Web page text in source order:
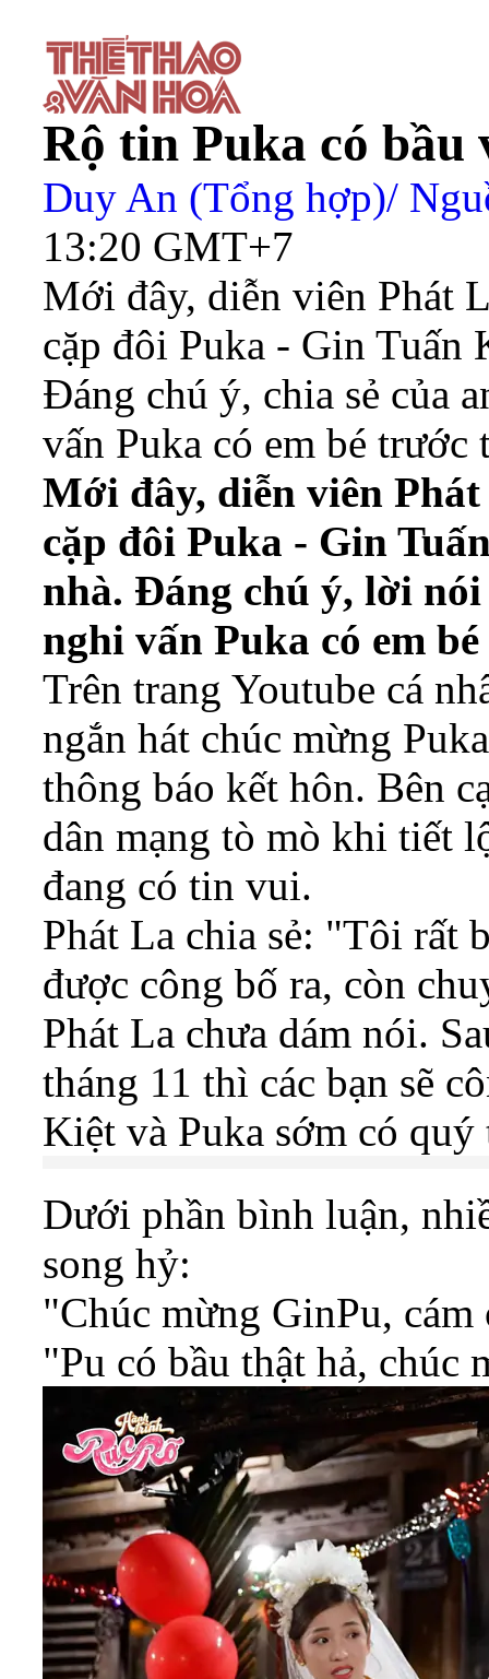
Rộ tin Puka có bầu
Duy An (Tổng hợp)/
13:20 GMT+7
Mới đây, diễn viên Phát
cặp đôi Puka - Gin Tuấn
Đáng chú ý, chia sẻ của
vấn Puka có em bé trước
Mới đây, diễn viên
cặp đôi Puka - Gin
nhà. Đáng chú ý, lời
nghi vấn Puka có em
Trên trang Youtube cá
ngắn hát chúc mừng
thông báo kết hôn. Bên
dân mạng tò mò khi tiết
đang có tin vui.
Phát La chia sẻ: "Tôi rất
được công bố ra, còn
Phát La chưa dám nói.
tháng 11 thì các bạn sẽ
Kiệt và Puka sớm có
Dưới phần bình luận,
song hỷ:
"Chúc mừng GinPu, cám
"Pu có bầu thật hả, chúc